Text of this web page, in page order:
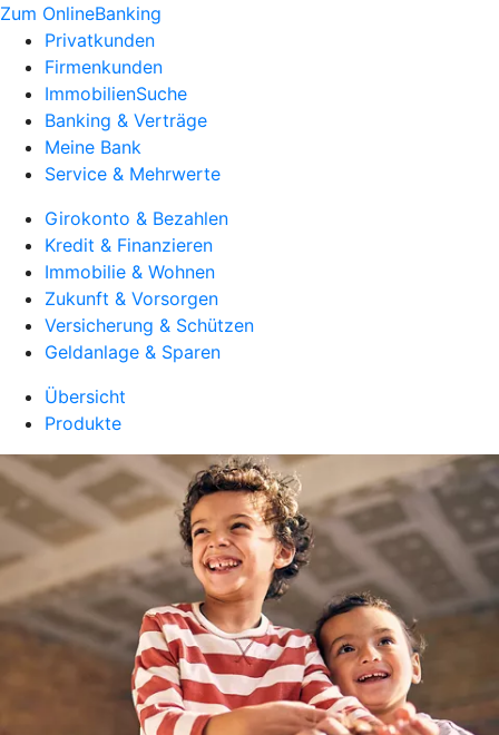
Zum OnlineBanking
Privatkunden
Firmenkunden
ImmobilienSuche
Banking & Verträge
Meine Bank
Service & Mehrwerte
Girokonto & Bezahlen
Kredit & Finanzieren
Immobilie & Wohnen
Zukunft & Vorsorgen
Versicherung & Schützen
Geldanlage & Sparen
Übersicht
Produkte